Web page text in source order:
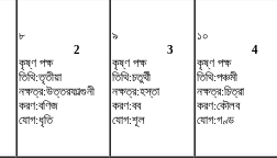
৮
2
কৃষ্ণ পক্ষ
তিথি:তৃতীয়া
নক্ষত্র:উত্তরফাল্গুনী
করণ:বণিজ
যোগ:ধৃতি
৯
3
কৃষ্ণ পক্ষ
তিথি:চতুর্থী
নক্ষত্র:হস্তা
করণ:বব
যোগ:শূল
১০
4
কৃষ্ণ পক্ষ
তিথি:পঞ্চমী
নক্ষত্র:চিত্রা
করণ:কৌলব
যোগ:গণ্ড